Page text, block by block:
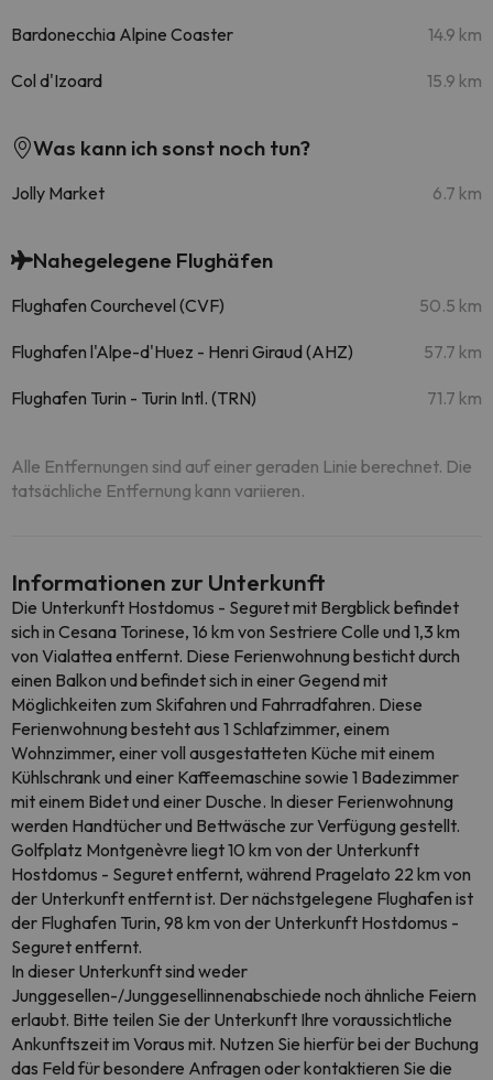
Bardonecchia Alpine Coaster 14.9 km
Col d'Izoard 15.9 km
Was kann ich sonst noch tun?
Jolly Market 6.7 km
Nahegelegene Flughäfen
Flughafen Courchevel (CVF) 50.5 km
Flughafen l'Alpe-d'Huez - Henri Giraud (AHZ) 57.7 km
Flughafen Turin - Turin Intl. (TRN) 71.7 km
Alle Entfernungen sind auf einer geraden Linie berechnet. Die
tatsächliche Entfernung kann variieren.
Informationen zur Unterkunft
Die Unterkunft Hostdomus - Seguret mit Bergblick befindet
sich in Cesana Torinese, 16 km von Sestriere Colle und 1,3 km
von Vialattea entfernt. Diese Ferienwohnung besticht durch
einen Balkon und befindet sich in einer Gegend mit
Möglichkeiten zum Skifahren und Fahrradfahren. Diese
Ferienwohnung besteht aus 1 Schlafzimmer, einem
Wohnzimmer, einer voll ausgestatteten Küche mit einem
Kühlschrank und einer Kaffeemaschine sowie 1 Badezimmer
mit einem Bidet und einer Dusche. In dieser Ferienwohnung
werden Handtücher und Bettwäsche zur Verfügung gestellt.
Golfplatz Montgenèvre liegt 10 km von der Unterkunft
Hostdomus - Seguret entfernt, während Pragelato 22 km von
der Unterkunft entfernt ist. Der nächstgelegene Flughafen ist
der Flughafen Turin, 98 km von der Unterkunft Hostdomus -
Seguret entfernt.
In dieser Unterkunft sind weder
Junggesellen-/Junggesellinnenabschiede noch ähnliche Feiern
erlaubt. Bitte teilen Sie der Unterkunft Ihre voraussichtliche
Ankunftszeit im Voraus mit. Nutzen Sie hierfür bei der Buchung
das Feld für besondere Anfragen oder kontaktieren Sie die